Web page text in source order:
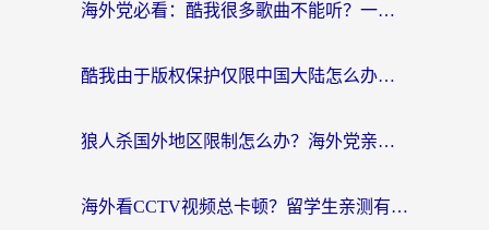
海外党必看：酷我很多歌曲不能听？一招解决优酷版权限制+B站地域问题！
酷我由于版权保护仅限中国大陆怎么办？海外党亲测有效的解锁指南
狼人杀国外地区限制怎么办？海外党亲测有效的全场景回国加速指南
海外看CCTV视频总卡顿？留学生亲测有效的回国加速器选择指南